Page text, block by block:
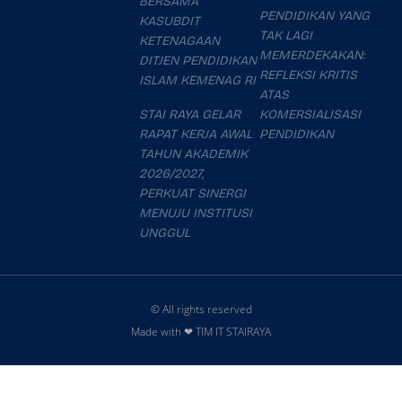
KASUBDIT
KETENAGAAN
DITJEN PENDIDIKAN
ISLAM KEMENAG RI
STAI RAYA GELAR
RAPAT KERJA AWAL
TAHUN AKADEMIK
2026/2027,
PERKUAT SINERGI
MENUJU INSTITUSI
UNGGUL
PENDIDIKAN YANG
TAK LAGI
MEMERDEKAKAN:
REFLEKSI KRITIS
ATAS
KOMERSIALISASI
PENDIDIKAN
© All rights reserved
Made with ❤ TIM IT STAIRAYA